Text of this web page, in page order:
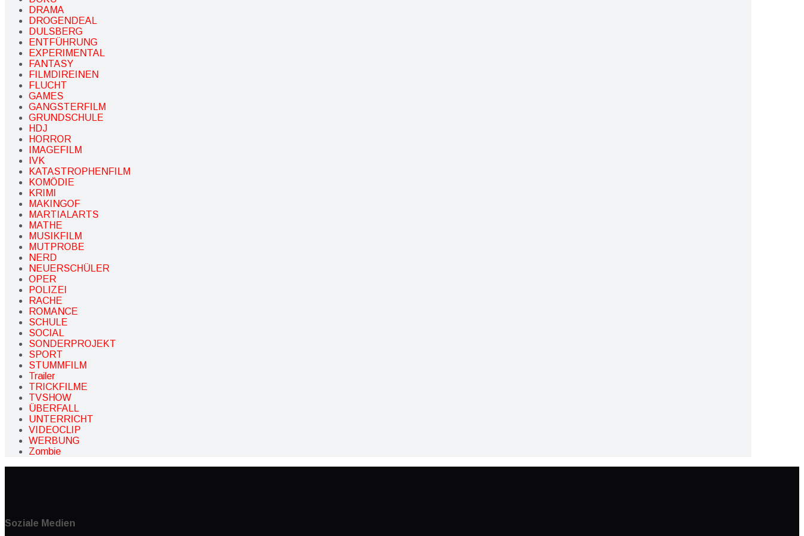
DRAMA
DROGENDEAL
DULSBERG
ENTFÜHRUNG
EXPERIMENTAL
FANTASY
FILMDIREINEN
FLUCHT
GAMES
GANGSTERFILM
GRUNDSCHULE
HDJ
HORROR
IMAGEFILM
IVK
KATASTROPHENFILM
KOMÖDIE
KRIMI
MAKINGOF
MARTIALARTS
MATHE
MUSIKFILM
MUTPROBE
NERD
NEUERSCHÜLER
OPER
POLIZEI
RACHE
ROMANCE
SCHULE
SOCIAL
SONDERPROJEKT
SPORT
STUMMFILM
Trailer
TRICKFILME
TVSHOW
ÜBERFALL
UNTERRICHT
VIDEOCLIP
WERBUNG
Zombie
Soziale Medien